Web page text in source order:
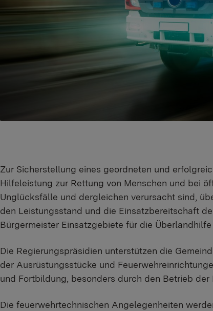
Zur Sicherstellung eines geordneten und
Hilfeleistung zur Rettung von Menschen und bei
Unglücksfälle und dergleichen verursacht sind,
den Leistungsstand und die Einsatzbereitschaft
Bürgermeister Einsatzgebiete für die Überlandhilfe
Die Regierungspräsidien unterstützen die
der Ausrüstungsstücke und
und Fortbildung, besonders durch den Betrieb der
Die feuerwehrtechnischen Angelegenheiten